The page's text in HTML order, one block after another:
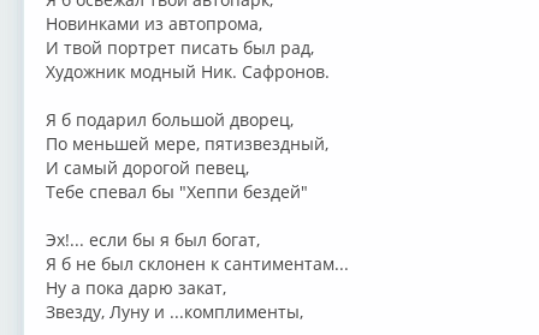
Новинками из автопрома,
И твой портрет писать был рад,
Художник модный Ник. Сафронов.
Я б подарил большой дворец,
По меньшей мере, пятизвездный,
И самый дорогой певец,
Тебе спевал бы "Хеппи бездей"
Эх!... если бы я был богат,
Я б не был склонен к сантиментам...
Ну а пока дарю закат,
Звезду, Луну и ...комплименты,